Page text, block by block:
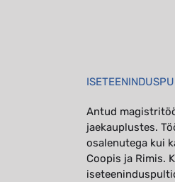
Antud
jaekauplustes.
osalenutega kui
Coopis ja Rimis.